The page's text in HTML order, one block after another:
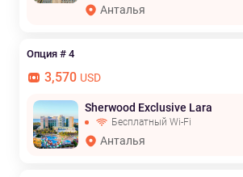
Анталья
Опция # 4
3,570 USD
Sherwood Exclusive Lara
Бесплатный Wi-Fi
Анталья